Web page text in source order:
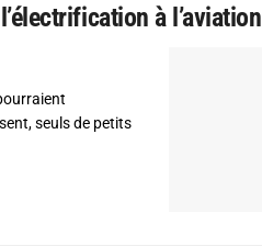
à l’aviation
seuls de petits